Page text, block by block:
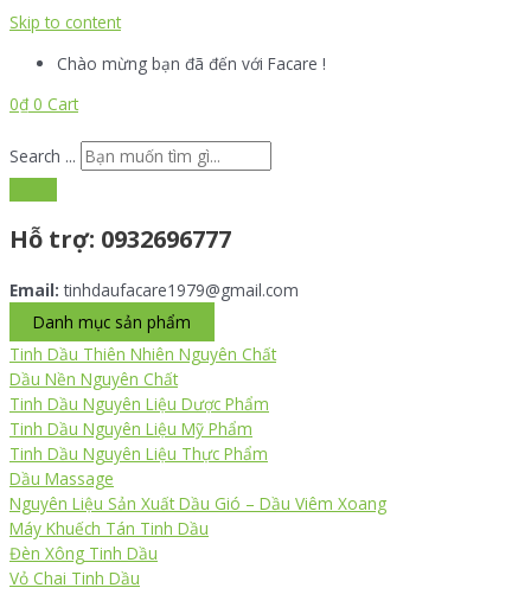
Skip to content
Chào mừng bạn đã đến với Facare !
0₫ 0 Cart
Search ...
Hỗ trợ: 0932696777
Email: tinhdaufacare1979@gmail.com
Danh mục sản phẩm
Tinh Dầu Thiên Nhiên Nguyên Chất
Dầu Nền Nguyên Chất
Tinh Dầu Nguyên Liệu Dược Phẩm
Tinh Dầu Nguyên Liệu Mỹ Phẩm
Tinh Dầu Nguyên Liệu Thực Phẩm
Dầu Massage
Nguyên Liệu Sản Xuất Dầu Gió – Dầu Viêm Xoang
Máy Khuếch Tán Tinh Dầu
Đèn Xông Tinh Dầu
Vỏ Chai Tinh Dầu